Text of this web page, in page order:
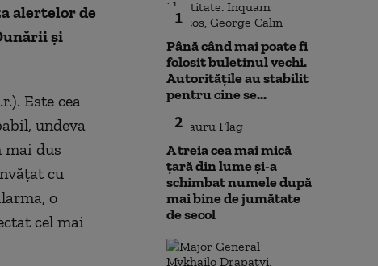
alertelor de
şi
Este cea
undeva
mai dus
cu
o
cel mai
1
Până când mai poate fi
folosit buletinul vechi.
Autoritățile au stabilit
pentru cine se...
2
A treia cea mai mică
țară din lume și-a
schimbat numele după
mai bine de jumătate
de secol